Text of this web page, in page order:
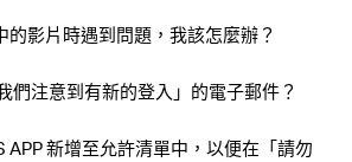
的影片時遇到問題，我該怎麼辦？
們注意到有新的登入」的電子郵件？
APP 新增至允許清單中，以便在「請勿